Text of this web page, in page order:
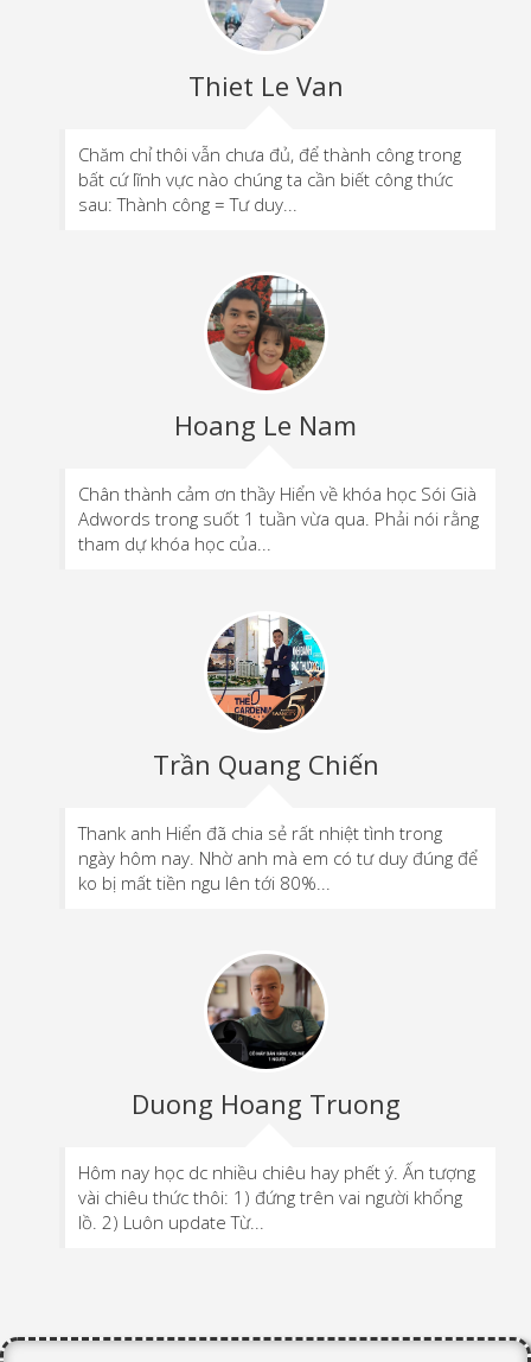
Thiet Le Van
Chăm chỉ thôi vẫn chưa đủ, để thành công trong
bất cứ lĩnh vực nào chúng ta cần biết công thức
sau: Thành công = Tư duy...
Hoang Le Nam
Chân thành cảm ơn thầy Hiển về khóa học Sói Già
Adwords trong suốt 1 tuần vừa qua. Phải nói rằng
tham dự khóa học của...
Trần Quang Chiến
Thank anh Hiển đã chia sẻ rất nhiệt tình trong
ngày hôm nay. Nhờ anh mà em có tư duy đúng để
ko bị mất tiền ngu lên tới 80%...
Duong Hoang Truong
Hôm nay học dc nhiều chiêu hay phết ý. Ấn tượng
vài chiêu thức thôi: 1) đứng trên vai người khổng
lồ. 2) Luôn update Từ...